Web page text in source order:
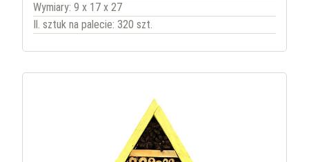
Wymiary: 9 x 17 x 27
Il. sztuk na palecie: 320 szt.